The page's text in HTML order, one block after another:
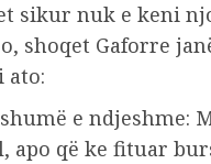
sikur nuk e keni
shoqet Gaforre
ato:
e ndjeshme:
apo që ke fituar